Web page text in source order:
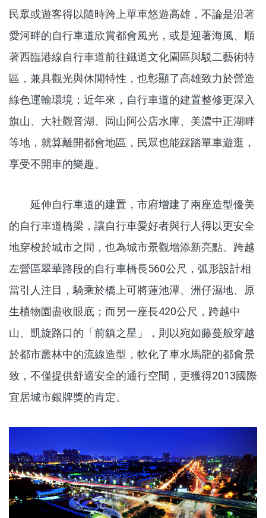
民眾或遊客得以隨時跨上單車悠遊高雄，不論是沿著
愛河畔的自行車道欣賞都會風光，或是迎著海風、順
著西臨港線自行車道前往鐵道文化園區與駁二藝術特
區，兼具觀光與休閒特性，也彰顯了高雄致力於營造
綠色運輸環境；近年來，自行車道的建置整修更深入
旗山、大社觀音湖、岡山阿公店水庫、美濃中正湖畔
等地，就算離開都會地區，民眾也能踩踏單車遊逛，
享受不開車的樂趣。
延伸自行車道的建置，市府增建了兩座造型優美
的自行車道橋梁，讓自行車愛好者與行人得以更安全
地穿梭於城市之間，也為城市景觀增添新亮點。跨越
左營區翠華路段的自行車橋長560公尺，弧形設計相
當引人注目，騎乘於橋上可將蓮池潭、洲仔濕地、原
生植物園盡收眼底；而另一座長420公尺，跨越中
山、凱旋路口的「前鎮之星」，則以宛如藤蔓般穿越
於都市叢林中的流線造型，軟化了車水馬龍的都會景
致，不僅提供舒適安全的通行空間，更獲得2013國際
宜居城市銀牌獎的肯定。